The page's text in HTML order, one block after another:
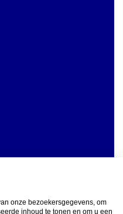
onze bezoekersgegevens, om
inhoud te tonen en om u een